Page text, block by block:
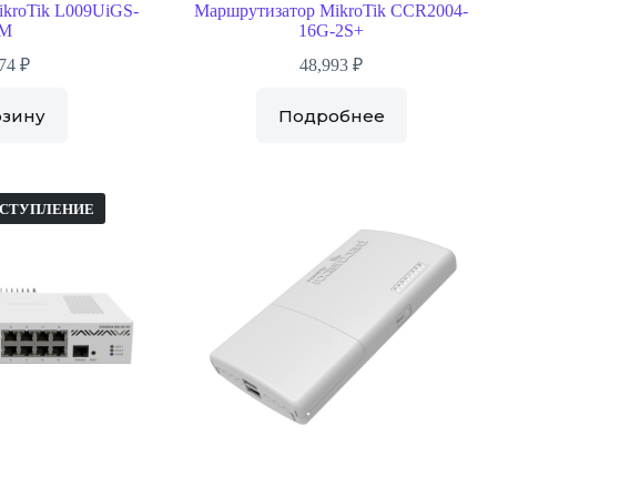
L009UiGS-
₽
Маршрутизатор MikroTik CCR2004-
16G-2S+
48,993₽
Подробнее